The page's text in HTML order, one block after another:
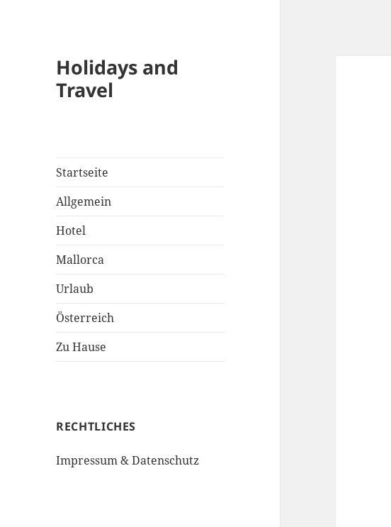
Holidays and
Travel
Startseite
Allgemein
Hotel
Mallorca
Urlaub
Österreich
Zu Hause
RECHTLICHES
Impressum & Datenschutz